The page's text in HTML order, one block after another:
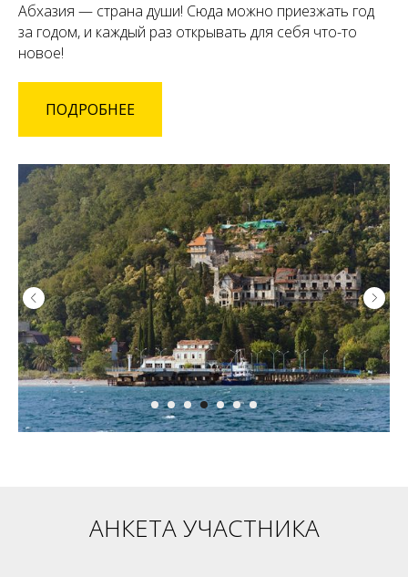
Абхазия — страна души! Сюда можно приезжать год
за годом, и каждый раз открывать для себя что-то
новое!
ПОДРОБНЕЕ
АНКЕТА УЧАСТНИКА